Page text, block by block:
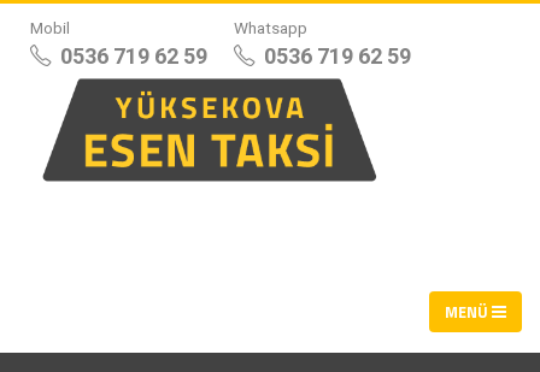
Mobil
0536 719 62 59
Whatsapp
0536 719 62 59